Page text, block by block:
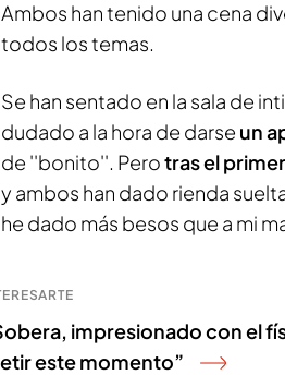
Ambos han tenido una cena
todos los temas.
Se han sentado en la sala de
dudado a la hora de darse un
de ''bonito''. Perotras el
y ambos han dado rienda
he dado más besos que a mi
impresionado con el
este momento”